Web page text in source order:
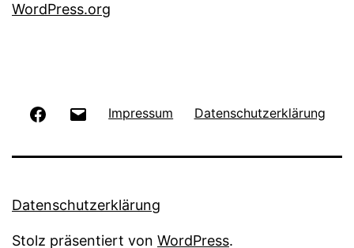
WordPress.org
Facebook Impressum Datenschutzerklärung
Datenschutzerklärung
Stolz präsentiert von WordPress.